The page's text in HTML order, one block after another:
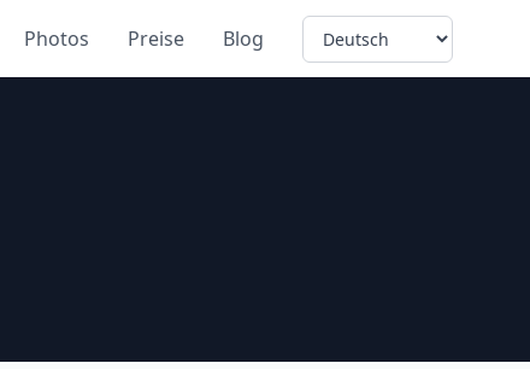
Photos Preise Blog Language